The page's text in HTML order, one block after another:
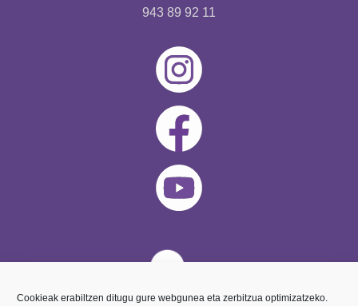
Cookieak erabiltzen ditugu gure webgunea eta zerbitzua optimizatzeko.
943 89 92 11